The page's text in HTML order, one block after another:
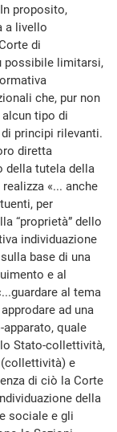
proposito,
a livello
di
possibile limitarsi,
che, pur non
tipo di
principi rilevanti.
diretta
della tutela della
«... anche
per
“proprietà” dello
individuazione
base di una
e al
al tema
ad una
quale
Stato-collettività,
e
di ciò la Corte
della
sociale e gli